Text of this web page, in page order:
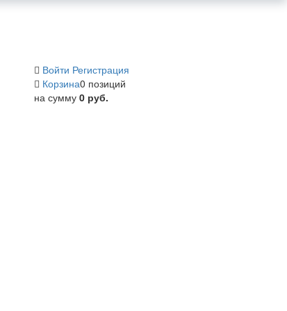
Войти Регистрация
Корзина0 позиций
на сумму 0 руб.